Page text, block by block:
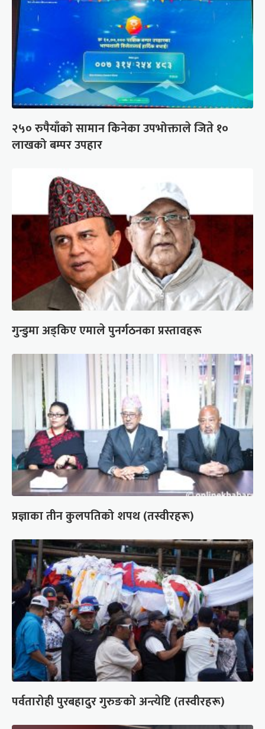
२५० रुपैयाँको सामान किनेका उपभोक्ताले जिते १०
लाखको बम्पर उपहार
गुन्डुमा अड्किए एमाले पुनर्गठनका प्रस्तावहरू
प्रज्ञाका तीन कुलपतिको शपथ (तस्वीरहरू)
पर्वतारोही पुरबहादुर गुरुङको अन्त्येष्टि (तस्वीरहरू)